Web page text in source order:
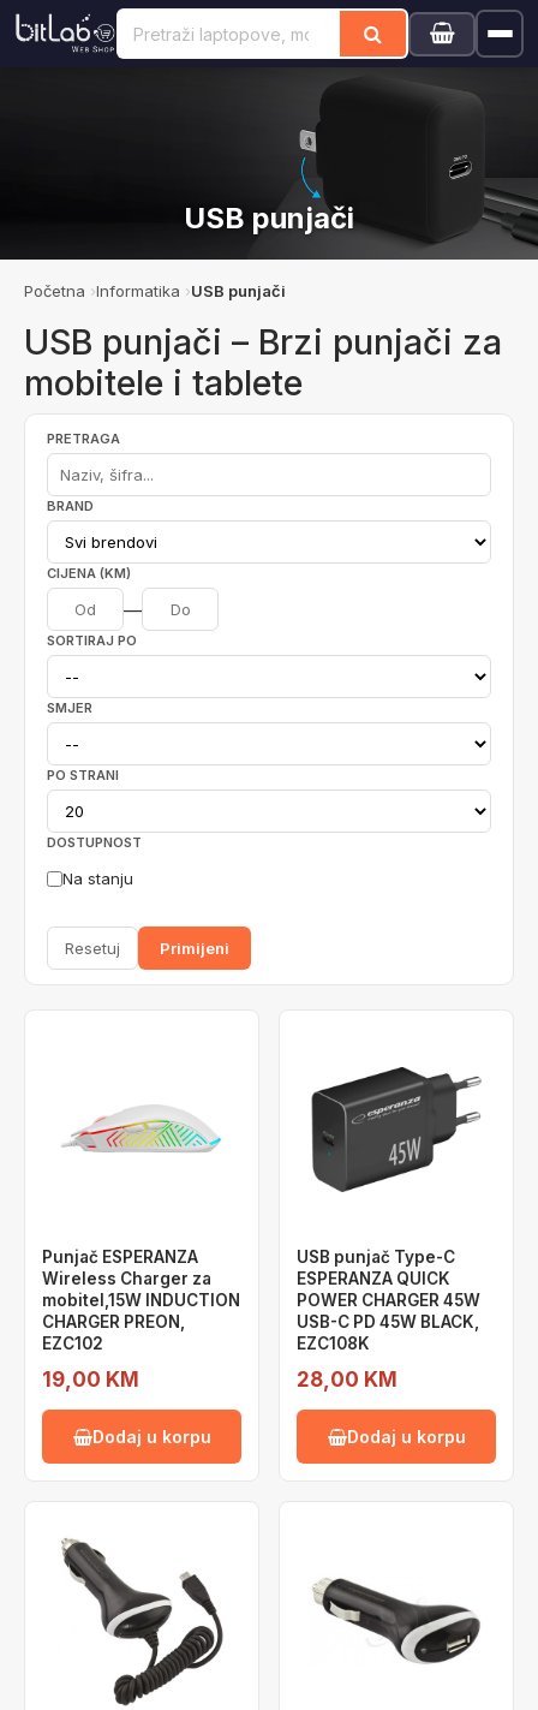
USB punjači
Početna Informatika USB punjači
USB punjači – Brzi punjači za
mobitele i tablete
PRETRAGA
BRAND
CIJENA (KM)
—
SORTIRAJ PO
SMJER
PO STRANI
DOSTUPNOST
Na stanju
Resetuj Primijeni
Punjač ESPERANZA
Wireless Charger za
mobitel,15W INDUCTION
CHARGER PREON,
EZC102
19,00 KM
Dodaj u korpu
USB punjač Type-C
ESPERANZA QUICK
POWER CHARGER 45W
USB-C PD 45W BLACK,
EZC108K
28,00 KM
Dodaj u korpu